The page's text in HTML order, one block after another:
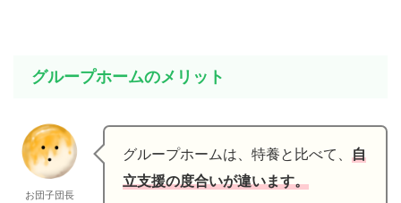
グループホームのメリット
お団子団長
グループホームは、特養と比べて、 自
立支援の度合いが違います。